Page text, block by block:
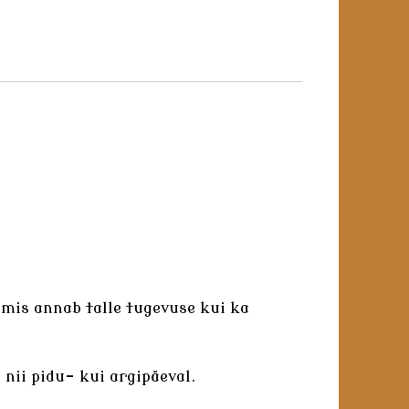
annab talle tugevuse kui ka
nii pidu- kui argipäeval.